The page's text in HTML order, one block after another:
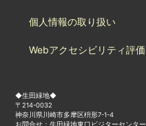
個人情報の取り扱い
Webアクセシビリティ評価
◆生田緑地◆
〒214-0032
神奈川県川崎市多摩区枡形7-1-4
お問合せ：生田緑地東口ビジターセンター